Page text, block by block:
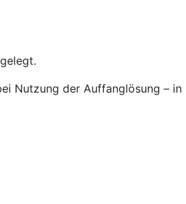
Nutzung der Auffanglösung – in